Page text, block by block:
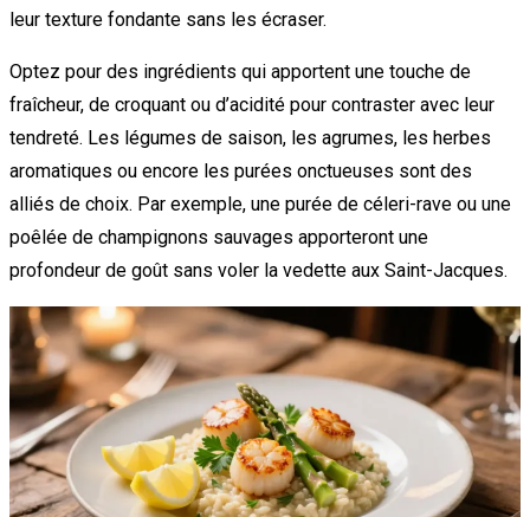
leur texture fondante sans les écraser.
Optez pour des ingrédients qui apportent une touche de
fraîcheur, de croquant ou d’acidité pour contraster avec leur
tendreté. Les légumes de saison, les agrumes, les herbes
aromatiques ou encore les purées onctueuses sont des
alliés de choix. Par exemple, une purée de céleri-rave ou une
poêlée de champignons sauvages apporteront une
profondeur de goût sans voler la vedette aux Saint-Jacques.